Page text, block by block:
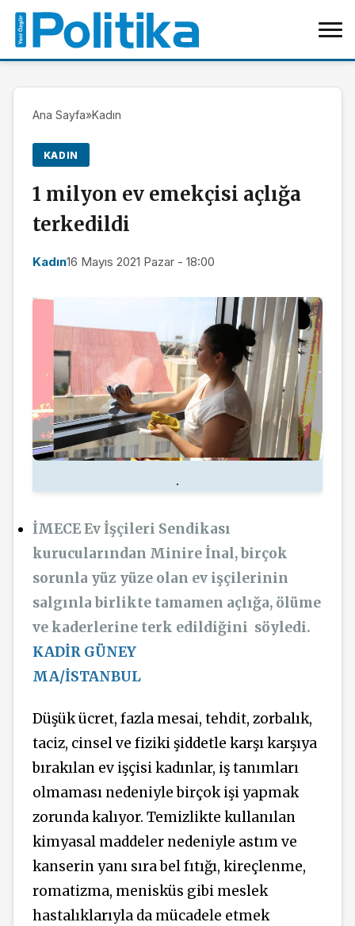
Ana Sayfa»Kadın
KADIN
1 milyon ev emekçisi açlığa
terkedildi
Kadın16 Mayıs 2021 Pazar - 18:00
.
İMECE Ev İşçileri Sendikası
kurucularından Minire İnal, birçok
sorunla yüz yüze olan ev işçilerinin
salgınla birlikte tamamen açlığa, ölüme
ve kaderlerine terk edildiğini söyledi.
KADİR GÜNEY
MA/İSTANBUL
Düşük ücret, fazla mesai, tehdit, zorbalık,
taciz, cinsel ve fiziki şiddetle karşı karşıya
bırakılan ev işçisi kadınlar, iş tanımları
olmaması nedeniyle birçok işi yapmak
zorunda kalıyor. Temizlikte kullanılan
kimyasal maddeler nedeniyle astım ve
kanserin yanı sıra bel fıtığı, kireçlenme,
romatizma, menisküs gibi meslek
hastalıklarıyla da mücadele etmek